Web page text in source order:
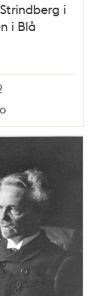
i
i Blå